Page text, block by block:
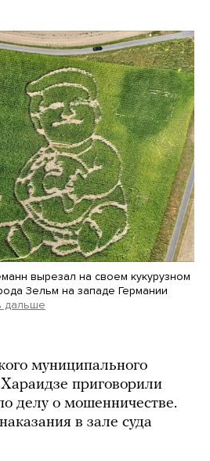
вырезал на своем кукурузном
Зельм на западе Германии
дальше
муниципального
приговорили
делу о мошенничестве.
в зале суда